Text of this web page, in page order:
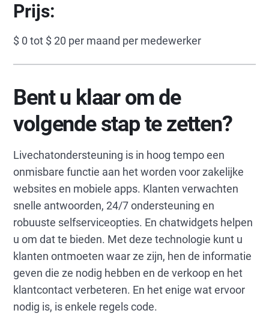
Prijs:
$ 0 tot $ 20 per maand per medewerker
Bent u klaar om de
volgende stap te zetten?
Livechatondersteuning is in hoog tempo een
onmisbare functie aan het worden voor zakelijke
websites en mobiele apps. Klanten verwachten
snelle antwoorden, 24/7 ondersteuning en
robuuste selfserviceopties. En chatwidgets helpen
u om dat te bieden. Met deze technologie kunt u
klanten ontmoeten waar ze zijn, hen de informatie
geven die ze nodig hebben en de verkoop en het
klantcontact verbeteren. En het enige wat ervoor
nodig is, is enkele regels code.